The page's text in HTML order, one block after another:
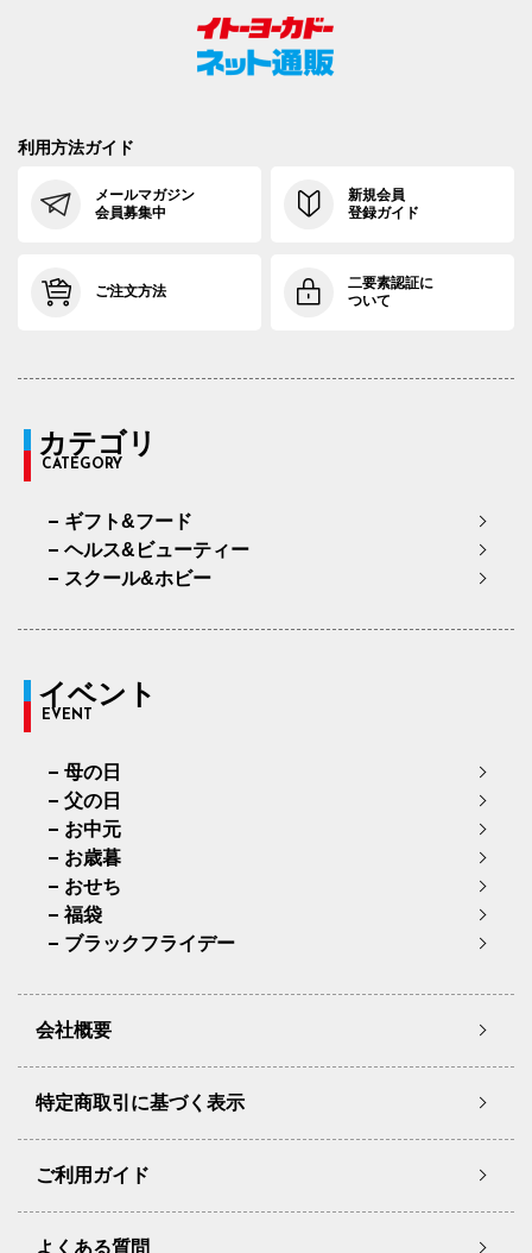
利用方法ガイド
メールマガジン
会員募集中
新規会員
登録ガイド
ご注文方法
二要素認証に
ついて
カテゴリ
CATEGORY
ギフト&フード
ヘルス&ビューティー
スクール&ホビー
イベント
EVENT
母の日
父の日
お中元
お歳暮
おせち
福袋
ブラックフライデー
会社概要
特定商取引に基づく表示
ご利用ガイド
よくある質問